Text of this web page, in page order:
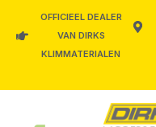
OFFICIEEL DEALER
VAN DIRKS
KLIMMATERIALEN